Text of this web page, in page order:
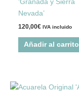
‘Granada y Sierra
Nevada’
120,00€ IVA incluido
Añadir al carrito